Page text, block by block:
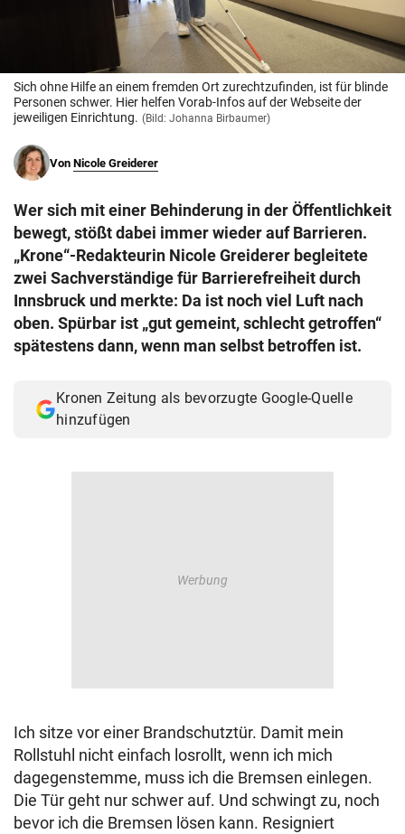
© Krone Multimedia GmbH & Co KG 2026
Muthgasse 2, 1190 Wien
Sich ohne Hilfe an einem fremden Ort zurechtzufinden, ist für blinde
Personen schwer. Hier helfen Vorab-Infos auf der Webseite der
jeweiligen Einrichtung. (Bild: Johanna Birbaumer)
Von Nicole Greiderer
Wer sich mit einer Behinderung in der Öffentlichkeit
bewegt, stößt dabei immer wieder auf Barrieren.
„Krone“-Redakteurin Nicole Greiderer begleitete
zwei Sachverständige für Barrierefreiheit durch
Innsbruck und merkte: Da ist noch viel Luft nach
oben. Spürbar ist „gut gemeint, schlecht getroffen“
spätestens dann, wenn man selbst betroffen ist.
Kronen Zeitung als bevorzugte Google-Quelle
hinzufügen
Ich sitze vor einer Brandschutztür. Damit mein
Rollstuhl nicht einfach losrollt, wenn ich mich
dagegenstemme, muss ich die Bremsen einlegen.
Die Tür geht nur schwer auf. Und schwingt zu, noch
bevor ich die Bremsen lösen kann. Resigniert